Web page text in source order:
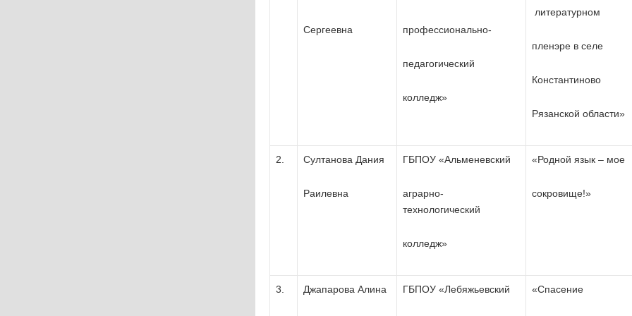
Сергеевна профессионально-
педагогический
колледж»
литературном
пленэре в селе
Константиново
Рязанской области»
2. Султанова Дания
Раилевна
ГБПОУ «Альменевский
аграрно-
технологический
колледж»
«Родной язык – мое
сокровище!»
3. Джапарова Алина ГБПОУ «Лебяжьевский «Спасение